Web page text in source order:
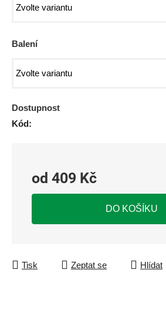
Balení
Dostupnost
Kód:
od 409 Kč
Měrná cena:
DO KOŠÍKU
Tisk Zeptat se Hlídat